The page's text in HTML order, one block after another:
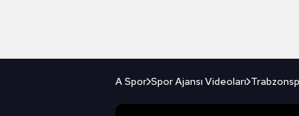
A Spor Spor Ajansı Videoları